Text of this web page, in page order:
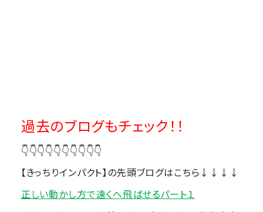
過去のブログもチェック！！
👇👇👇👇👇👇👇👇👇👇
【きっちりインパクト】の先頭ブログはこちら↓↓↓↓
正しい動かし方で遠くへ飛ばせるパート１